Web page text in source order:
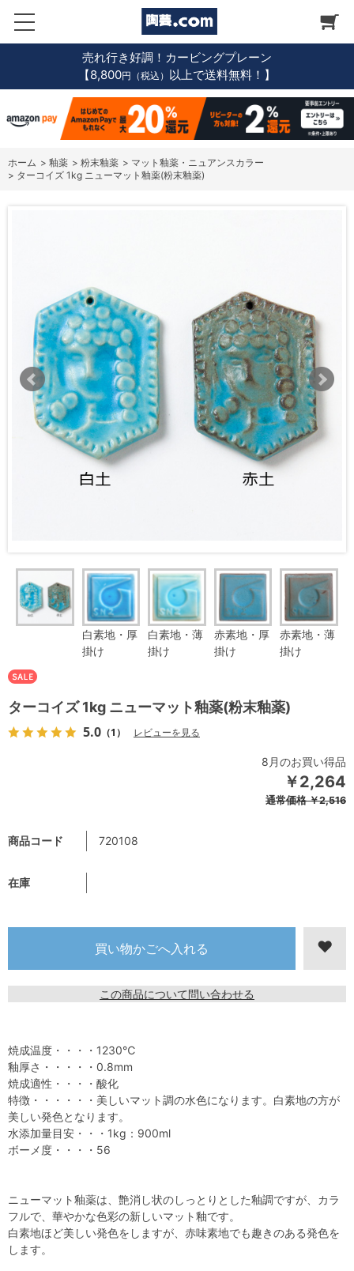
売れ行き好調！カービングプレーン
【8,800円（税込） 以上で送料無料！】
ホーム > 釉薬 > 粉末釉薬 > マット釉薬・ニュアンスカラー
> ターコイズ 1kg ニューマット釉薬(粉末釉薬)
白素地・厚
掛け
白素地・薄
掛け
赤素地・厚
掛け
赤素地・薄
掛け
ターコイズ 1kg ニューマット釉薬(粉末釉薬)
5.0 （1） レビューを見る
8月のお買い得品
￥2,264
通常価格￥2,516
商品コード 720108
在庫
この商品について問い合わせる
焼成温度・・・・1230℃
釉厚さ・・・・・0.8mm
焼成適性・・・・酸化
特徴・・・・・・美しいマット調の水色になります。白素地の方が
美しい発色となります。
水添加量目安・・・1kg：900ml
ボーメ度・・・・56
ニューマット釉薬は、艶消し状のしっとりとした釉調ですが、カラ
フルで、華やかな色彩の新しいマット釉です。
白素地ほど美しい発色をしますが、赤味素地でも趣きのある発色を
します。